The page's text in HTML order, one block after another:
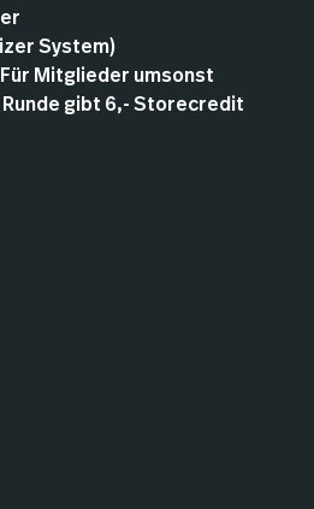
System)
Mitglieder umsonst
Runde gibt 6,- Storecredit